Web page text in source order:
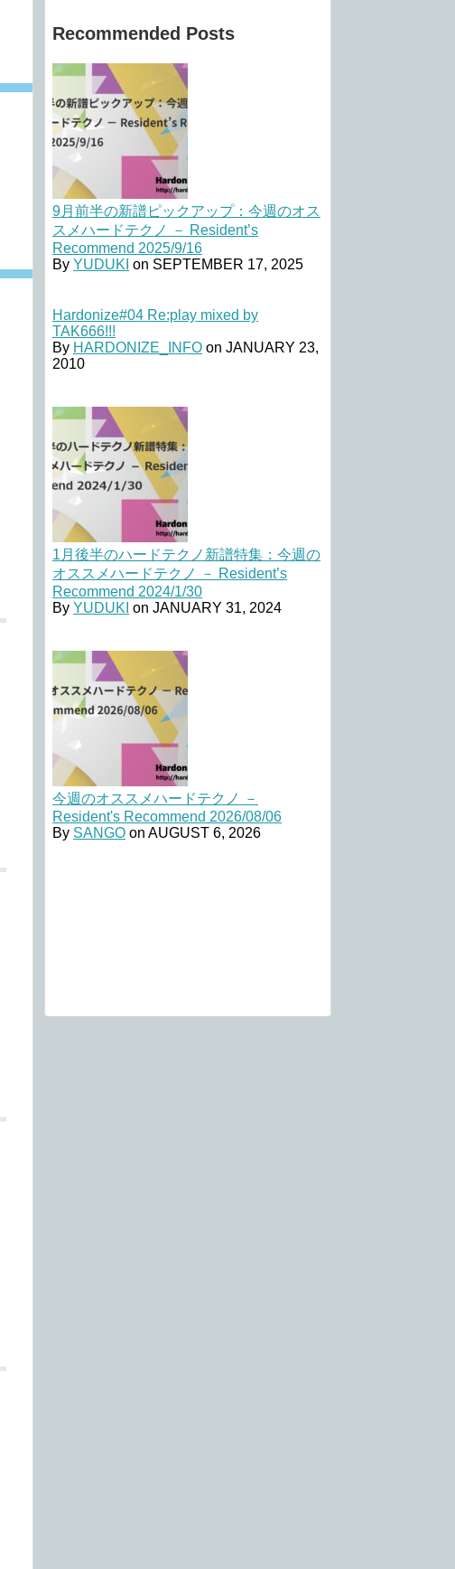
Recommended Posts
9月前半の新譜ピックアップ：今週のオス
スメハードテクノ － Resident’s
Recommend 2025/9/16
By YUDUKI on SEPTEMBER 17, 2025
Hardonize#04 Re:play mixed by
TAK666!!!
By HARDONIZE_INFO on JANUARY 23,
2010
1月後半のハードテクノ新譜特集：今週の
オススメハードテクノ － Resident’s
Recommend 2024/1/30
By YUDUKI on JANUARY 31, 2024
今週のオススメハードテクノ －
Resident's Recommend 2026/08/06
By SANGO on AUGUST 6, 2026